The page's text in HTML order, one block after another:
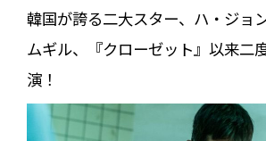
韓国が誇る二大スター、ハ・ジョ
ムギル、『クローゼット』以来二
演！